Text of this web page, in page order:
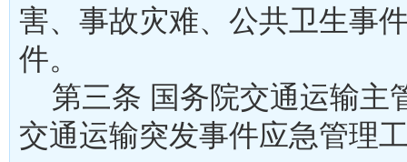
害、事故灾难、公共卫生事
件。
第三条 国务院交通运输主
交通运输突发事件应急